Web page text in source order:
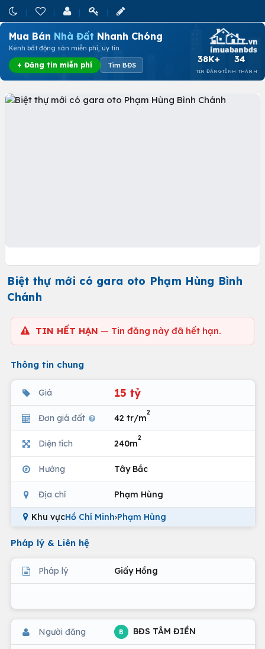
Mua Bán Nhà Đất Nhanh Chóng
Kênh bất động sản miễn phí, uy tín
+ Đăng tin miễn phí Tìm BĐS
38K+
TIN ĐĂNG
34
TỈNH THÀNH
Biệt thự mới có gara oto Phạm Hùng Bình
Chánh
TIN HẾT HẠN — Tin đăng này đã hết hạn.
Thông tin chung
Giá 15 tỷ
Đơn giá đất 42 tr/m
2
Diện tích 240m
2
Hướng Tây Bắc
Địa chỉ Phạm Hùng
Khu vựcHồ Chí Minh›Phạm Hùng
Pháp lý & Liên hệ
Pháp lý Giấy Hồng
Người đăng B BĐS TÂM ĐIỀN